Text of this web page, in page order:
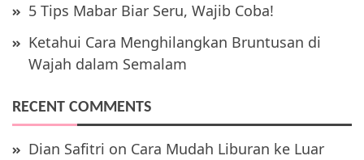
5 Tips Mabar Biar Seru, Wajib Coba!
Ketahui Cara Menghilangkan Bruntusan di
Wajah dalam Semalam
RECENT COMMENTS
Dian Safitri on Cara Mudah Liburan ke Luar